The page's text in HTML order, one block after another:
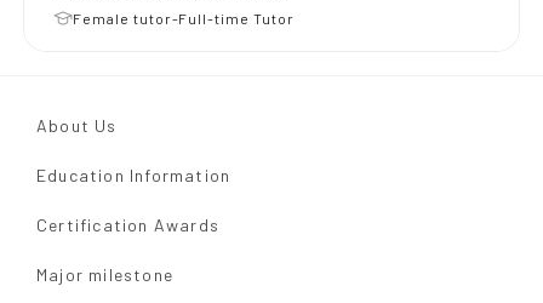
Female tutor-Full-time Tutor
About Us
Education Information
Certification Awards
Major milestone